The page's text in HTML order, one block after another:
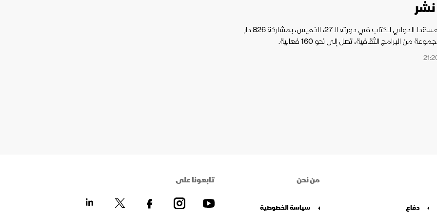
انطلق معرض مسقط الدولي للكتاب في دورته الـ 27، الخميس، بمشاركة 826 دار
من البرامج الثقافية، تصل إلى نحو 160 فعالية.
دفاع
من نحن
سياسة الخصوصية
تابعونا على